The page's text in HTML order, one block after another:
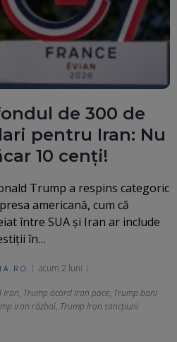
de 300 de
pentru Iran: Nu
10 cenți!
Trump a respins categoric
americană, cum că
între SUA și Iran ar include
în…
acum 2 luni
Iran, Trump acord Iran pace, Trump bani
Iran război, Trump Iran sancțiuni